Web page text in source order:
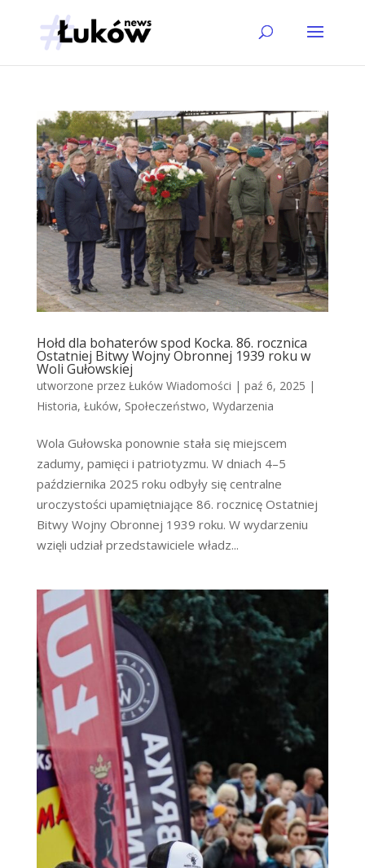
Hołd dla bohaterów spod Kocka. 86. rocznica
Ostatniej Bitwy Wojny Obronnej 1939 roku w
Woli Gułowskiej
utworzone przez Łuków Wiadomości | paź 6, 2025 |
Historia, Łuków, Społeczeństwo, Wydarzenia
Wola Gułowska ponownie stała się miejscem
zadumy, pamięci i patriotyzmu. W dniach 4–5
października 2025 roku odbyły się centralne
uroczystości upamiętniające 86. rocznicę Ostatniej
Bitwy Wojny Obronnej 1939 roku. W wydarzeniu
wzięli udział przedstawiciele władz...